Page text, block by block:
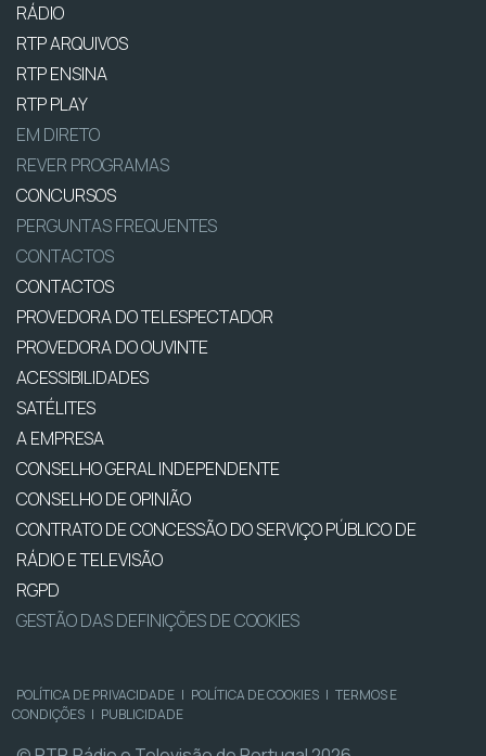
RÁDIO
RTP ARQUIVOS
RTP ENSINA
RTP PLAY
EM DIRETO
REVER PROGRAMAS
CONCURSOS
PERGUNTAS FREQUENTES
CONTACTOS
CONTACTOS
PROVEDORA DO TELESPECTADOR
PROVEDORA DO OUVINTE
ACESSIBILIDADES
SATÉLITES
A EMPRESA
CONSELHO GERAL INDEPENDENTE
CONSELHO DE OPINIÃO
CONTRATO DE CONCESSÃO DO SERVIÇO PÚBLICO DE
RÁDIO E TELEVISÃO
RGPD
GESTÃO DAS DEFINIÇÕES DE COOKIES
POLÍTICA DE PRIVACIDADE | POLÍTICA DE COOKIES | TERMOS E
CONDIÇÕES | PUBLICIDADE